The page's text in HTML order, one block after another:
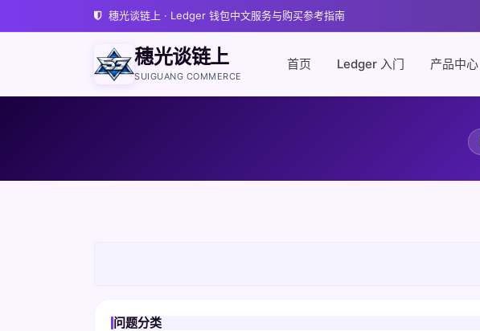
穗光谈链上 · Ledger 钱包中文服务与购买参考指南
穗光谈链上
SUIGUANG COMMERCE
首页 Ledger 入门 产品中心
问题分类